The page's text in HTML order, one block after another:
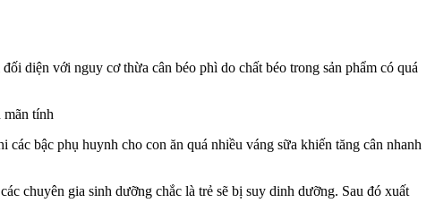
diện với nguy cơ thừa cân béo phì do chất béo trong sản phẩm có quá
bậc phụ huynh cho con ăn quá nhiều váng sữa khiến tăng cân nhanh
chuyên gia sinh dưỡng chắc là trẻ sẽ bị suy dinh dưỡng. Sau đó xuất